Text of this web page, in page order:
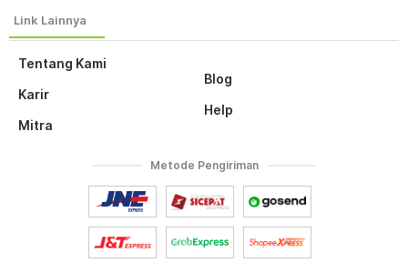
Tentang Kami
Karir
Mitra
Blog
Help
Metode Pengiriman